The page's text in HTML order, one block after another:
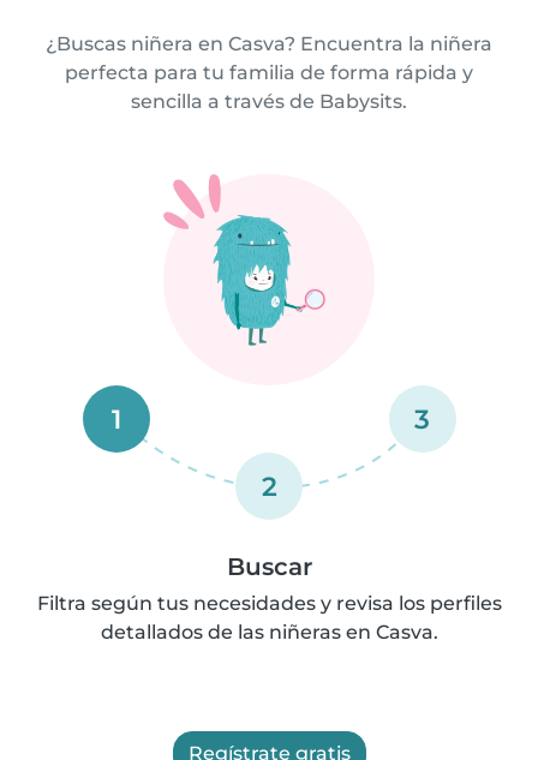
¿Buscas niñera en Casva? Encuentra la niñera
perfecta para tu familia de forma rápida y
sencilla a través de Babysits.
1
2
3
Buscar
Filtra según tus necesidades y revisa los perfiles
detallados de las niñeras en Casva.
Regístrate gratis